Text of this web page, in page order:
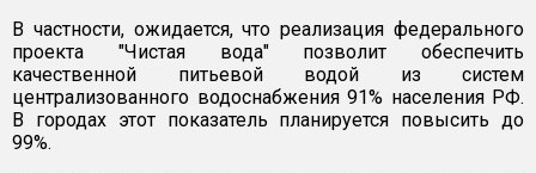
В частности, ожидается, что реализация федерального
проекта "Чистая вода" позволит обеспечить
качественной питьевой водой из систем
централизованного водоснабжения 91% населения РФ.
В городах этот показатель планируется повысить до
99%.